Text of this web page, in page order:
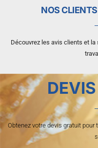
NOS
Découvrez les avis clients et
Obtenez votre devis gratuit